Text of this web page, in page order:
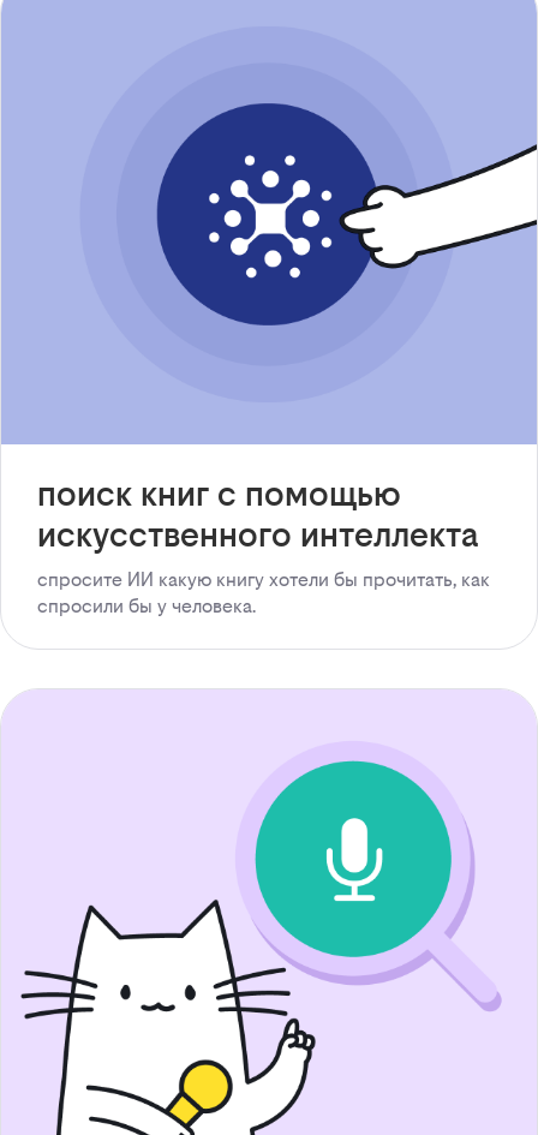
поиск книг с помощью
искусственного интеллекта
спросите ИИ какую книгу хотели бы прочитать, как
спросили бы у человека.